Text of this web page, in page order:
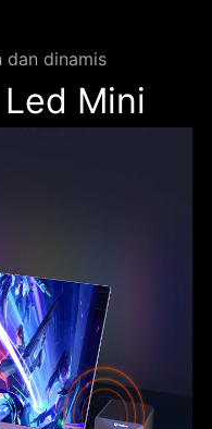
dan dinamis
Mini